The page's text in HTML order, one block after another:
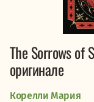
The Sorrows of
оригинале
Корелли Мария